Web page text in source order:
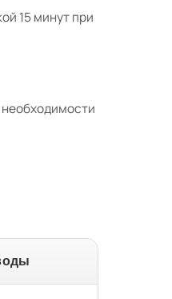
15 минут при